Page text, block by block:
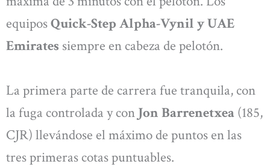
equiposQuick-Step Alpha-Vynil y UAE
Emirates siempre en cabeza de pelotón.
La primera parte de carrera fue tranquila, con
la fuga controlada y con Jon Barrenetxea (185,
CJR) llevándose el máximo de puntos en las
tres primeras cotas puntuables.